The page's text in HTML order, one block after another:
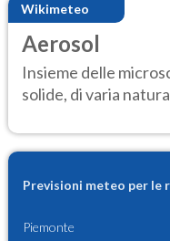
Wikimeteo
Aerosol
Insieme delle
solide, di varia
Previsioni meteo per le
Piemonte